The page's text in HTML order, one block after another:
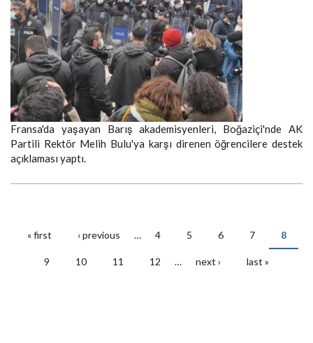
Fransa'da yaşayan Barış akademisyenleri, Boğaziçi'nde AK
Partili Rektör Melih Bulu'ya karşı direnen öğrencilere destek
açıklaması yaptı.
« first ‹ previous … 4 5 6 7 8
9 10 11 12 … next › last »